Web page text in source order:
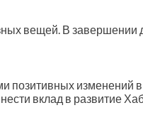
вещей. В завершении
позитивных изменений
вклад в развитие